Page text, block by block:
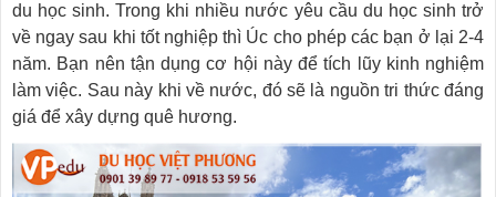
du học sinh. Trong khi nhiều nước yêu cầu du học sinh trở
về ngay sau khi tốt nghiệp thì Úc cho phép các bạn ở lại 2-4
năm. Bạn nên tận dụng cơ hội này để tích lũy kinh nghiệm
làm việc. Sau này khi về nước, đó sẽ là nguồn tri thức đáng
giá để xây dựng quê hương.